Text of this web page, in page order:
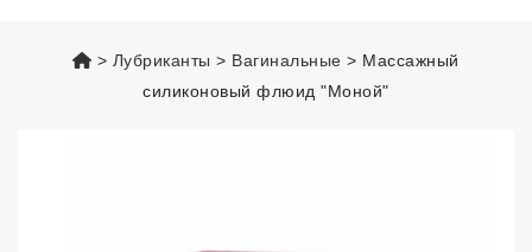
vsexshop.ru
Лубриканты Вагинальные
Массажный
силиконовый флюид "Моной"